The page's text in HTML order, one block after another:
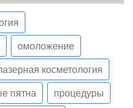
омоложение
косметология
пятна
процедуры